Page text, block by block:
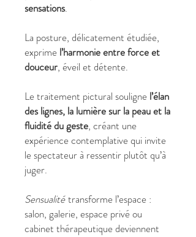
sensations.
La posture, délicatement étudiée,
exprime l’harmonie entre force et
douceur, éveil et détente.
Le traitement pictural souligne l’élan
des lignes, la lumière sur la peau et la
fluidité du geste, créant une
expérience contemplative qui invite
le spectateur à ressentir plutôt qu’à
juger.
Sensualité transforme l’espace :
salon, galerie, espace privé ou
cabinet thérapeutique deviennent